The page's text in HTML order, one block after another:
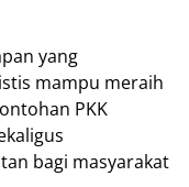
yang
mampu meraih
PKK
bagi masyarakat